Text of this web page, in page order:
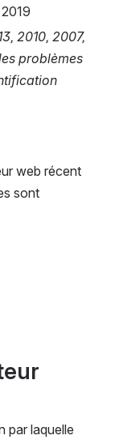
2010, 2007,
problèmes
web récent
sont
par laquelle